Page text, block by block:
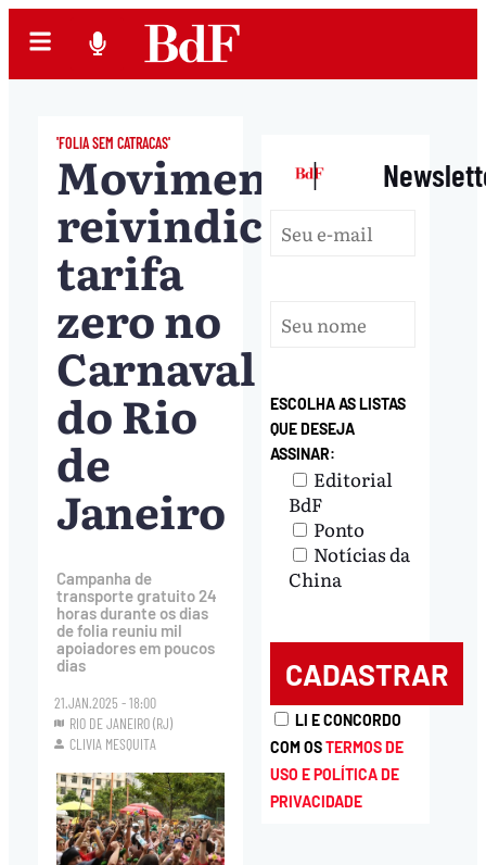
'FOLIA SEM CATRACAS'
Movimento
reivindica
tarifa
zero no
Carnaval
do Rio
de
Janeiro
Campanha de
transporte gratuito 24
horas durante os dias
de folia reuniu mil
apoiadores em poucos
dias
21.JAN.2025 - 18:00
RIO DE JANEIRO (RJ)
CLIVIA MESQUITA
|
ESCOLHA AS LISTAS
QUE DESEJA
ASSINAR:
Editorial
BdF
Ponto
Notícias da
China
LI E CONCORDO
COM OSTERMOS DE
USO E POLÍTICA DE
PRIVACIDADE